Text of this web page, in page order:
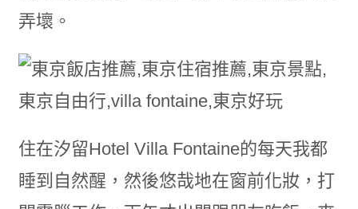
弄壞。
住在汐留Hotel Villa Fontaine的每天我都
睡到自然醒，然後悠哉地在窗前化妝，打